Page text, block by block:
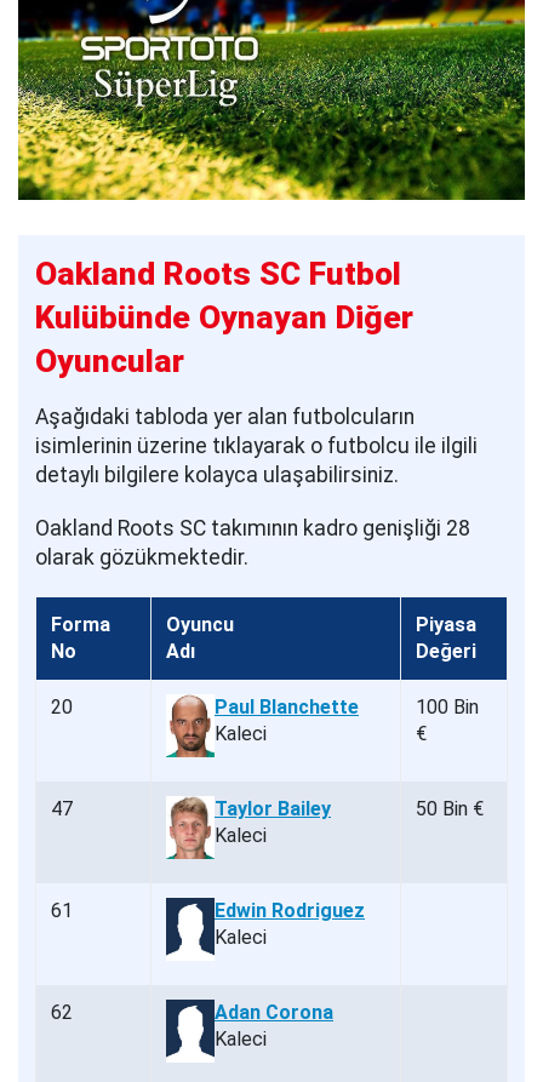
Oakland Roots SC Futbol
Kulübünde Oynayan Diğer
Oyuncular
Aşağıdaki tabloda yer alan futbolcuların
isimlerinin üzerine tıklayarak o futbolcu ile ilgili
detaylı bilgilere kolayca ulaşabilirsiniz.
Oakland Roots SC takımının kadro genişliği 28
olarak gözükmektedir.
Forma
No
Oyuncu
Adı
Piyasa
Değeri
20
Paul Blanchette
Kaleci
100 Bin
€
47
Taylor Bailey
Kaleci
50 Bin €
61
Edwin Rodriguez
Kaleci
62
Adan Corona
Kaleci